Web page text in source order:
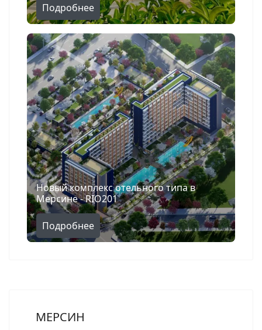
Подробнее
Новый комплекс отельного типа в
Мерсине - RIO201
Подробнее
МЕРСИН